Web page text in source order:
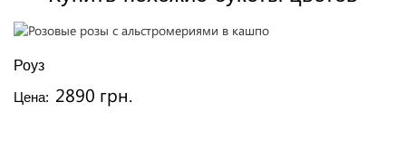
Роуз
Цена: 2890 грн.